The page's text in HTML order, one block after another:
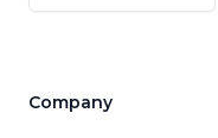
Company